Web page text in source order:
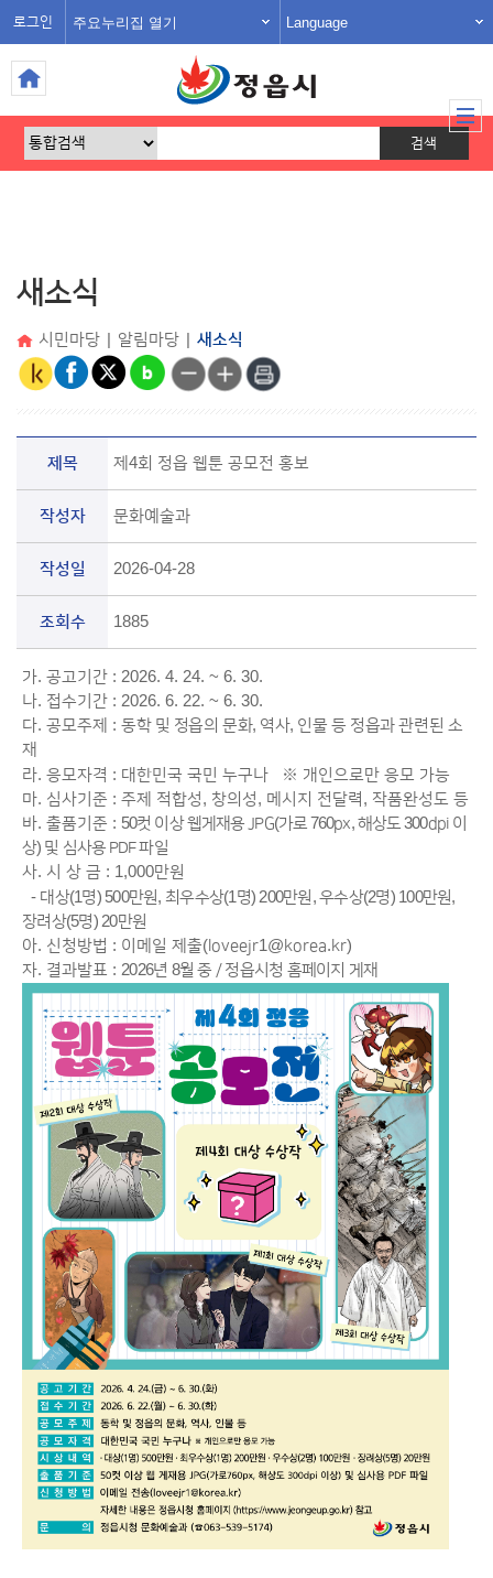
주요누리집 열기
로그인 Language
새소식
시민마당 알림마당 새소식
제목 제4회 정읍 웹툰 공모전 홍보
작성자 문화예술과
작성일 2026-04-28
조회수 1885
가. 공고기간 : 2026. 4. 24. ~ 6. 30.
나. 접수기간 : 2026. 6. 22. ~ 6. 30.
다. 공모주제 : 동학 및 정읍의 문화, 역사, 인물 등 정읍과 관련된 소
재
라. 응모자격 : 대한민국 국민 누구나
※ 개인으로만 응모 가능
마. 심사기준 : 주제 적합성, 창의성, 메시지 전달력, 작품완성도 등
바. 출품기준 : 50컷 이상 웹게재용 JPG(가로 760px, 해상도 300dpi 이
상) 및 심사용 PDF 파일
사. 시 상 금 : 1,000만원
- 대상(1명) 500만원, 최우수상(1명) 200만원, 우수상(2명) 100만원,
장려상(5명) 20만원
아. 신청방법 : 이메일 제출(loveejr1@korea.kr)
자. 결과발표 : 2026년 8월 중 / 정읍시청 홈페이지 게재